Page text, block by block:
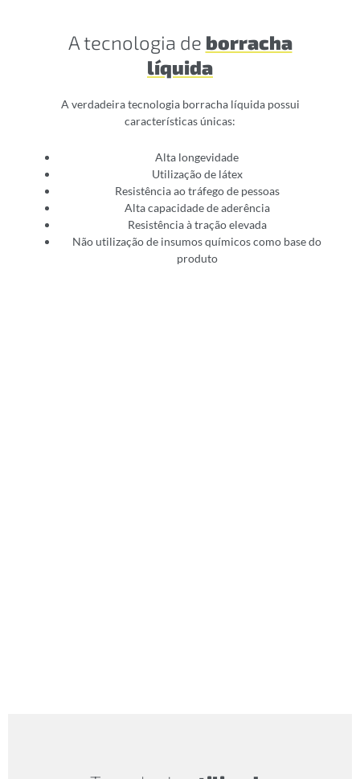
A tecnologia de borracha
líquida
A verdadeira tecnologia borracha líquida possui
características únicas:
Alta longevidade
Utilização de látex
Resistência ao tráfego de pessoas
Alta capacidade de aderência
Resistência à tração elevada
Não utilização de insumos químicos como base do
produto